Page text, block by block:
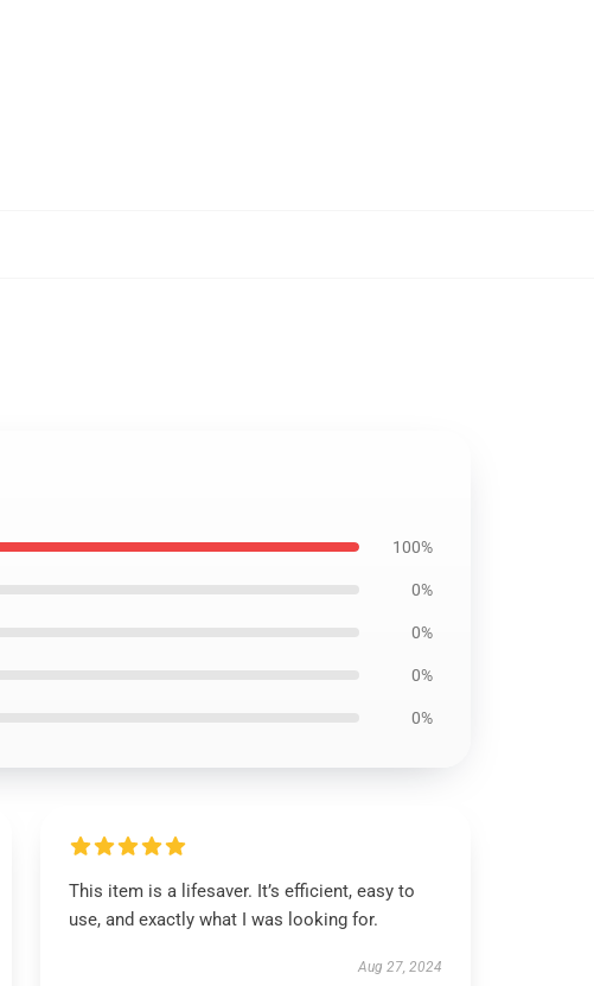
100%
0%
0%
0%
0%
This item is a lifesaver. It’s efficient, easy to
use, and exactly what I was looking for.
Aug 27, 2024